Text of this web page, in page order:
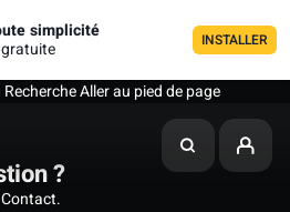
simplicité
INSTALLER
RechercheAller au pied de page
?